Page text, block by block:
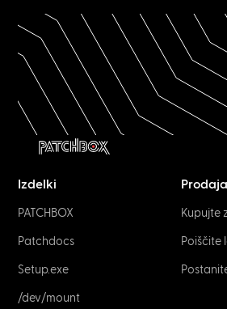
Izdelki
PATCHBOX
Patchdocs
Setup.exe
/dev/mount
Prodaja
Kupujte
Poiščite